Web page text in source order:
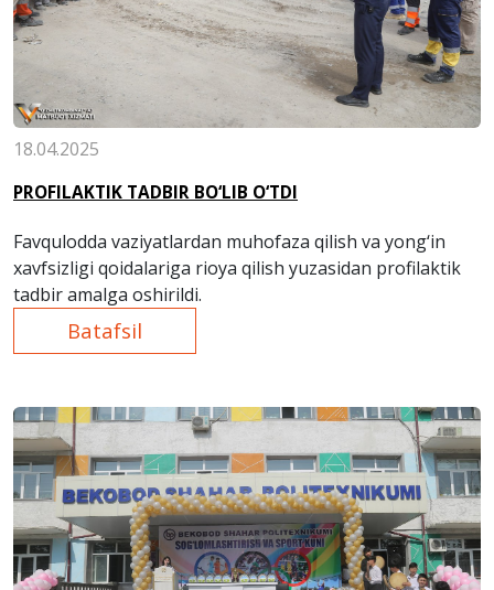
18.04.2025
PROFILAKTIK TADBIR BO‘LIB O‘TDI
Favqulodda vaziyatlardan muhofaza qilish va yong‘in
xavfsizligi qoidalariga rioya qilish yuzasidan profilaktik
tadbir amalga oshirildi.
Batafsil